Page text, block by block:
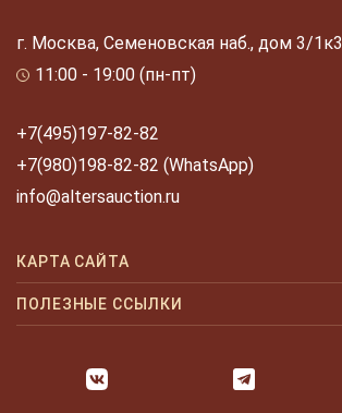
г. Москва, Семеновская наб., дом 3/1к3
11:00 - 19:00 (пн-пт)
+7(495)197-82-82
+7(980)198-82-82 (WhatsApp)
info@altersauction.ru
КАРТА САЙТА
Аукционы
Как продать
ПОЛЕЗНЫЕ ССЫЛКИ
Оплата и доставка